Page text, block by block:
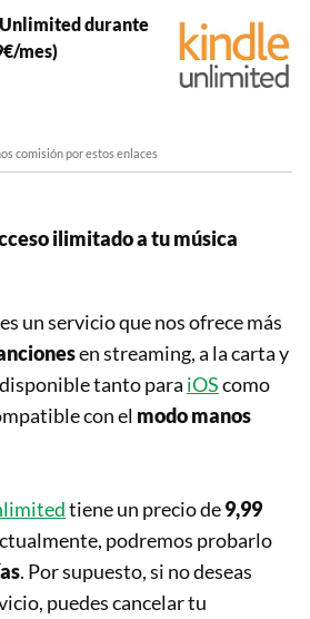
durante
mes)
comisión por estos enlaces
ilimitado a tu música
es un servicio que nos ofrece más
en streaming, a la carta y
tanto para iOScomo
con el modo manos
tiene un precio de9,99
podremos probarlo
. Por supuesto, si no deseas
puedes cancelar tu